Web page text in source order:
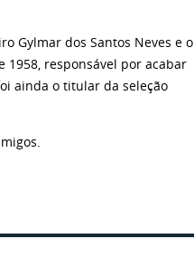
Gylmar dos Santos Neves e o
1958, responsável por acabar
ainda o titular da seleção